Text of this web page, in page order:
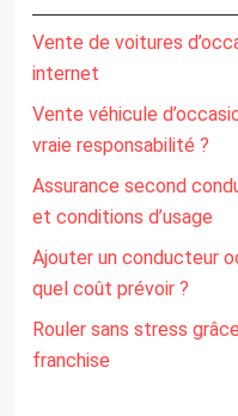
Vente de voitures
internet
Vente véhicule
vraie responsabilité ?
Assurance second
et conditions d’usage
Ajouter un conducteur
quel coût prévoir ?
Rouler sans stress
franchise